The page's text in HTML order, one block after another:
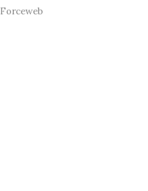
Forceweb